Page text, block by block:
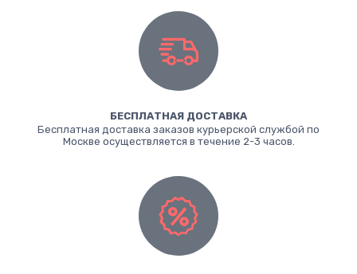
БЕСПЛАТНАЯ ДОСТАВКА
Бесплатная доставка заказов курьерской службой по
Москве осуществляется в течение 2-3 часов.